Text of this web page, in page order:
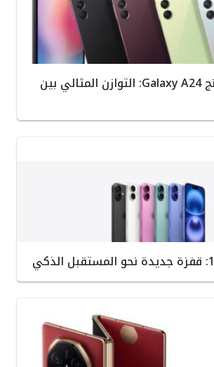
هاتف سامسونج Galaxy A24: التوازن المثالي بين